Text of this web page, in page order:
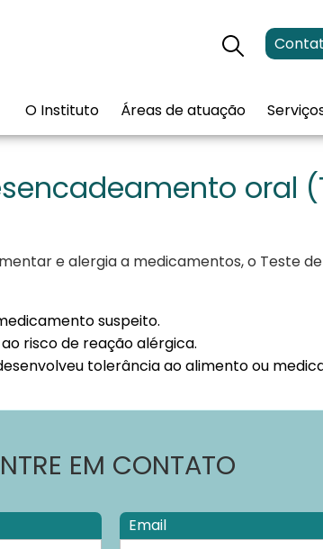
O Instituto Áreas de atuação
oral
e alergia a medicamentos, o Teste
suspeito.
risco de reação alérgica.
tolerância ao alimento ou
EM CONTATO
Email